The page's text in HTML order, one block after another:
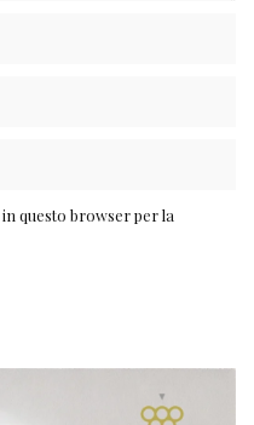
questo browser per la